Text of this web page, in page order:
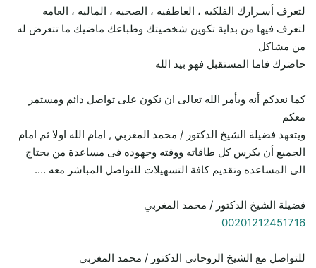
لتعرف أسـرارك الفلكيه ، العاطفيه ، الصحيه ، الماليه ، العامه
لتعرف فيها من بداية تكوين شخصيتك وطباعك ماضيك ما تتعرض له
من مشاكل
حاضرك فاما المستقبل فهو بيد الله
كما نعدكم أنه وبأمر الله تعالى ان نكون على تواصل دائم ومستمر
معكم
ويتعهد فضيلة الشيخ الدكتور / محمد المغربي , امام الله اولا ثم امام
الجميع أن يكرس كل طاقاته ووقته وجهوده فى مساعدة من يحتاج
الى المساعده وتقديم كافة التسهيلات للتواصل المباشر معه ….
فضيلة الشيخ الدكتور / محمد المغربي
00201212451716
للتواصل مع الشيخ الروحاني الدكتور / محمد المغربي